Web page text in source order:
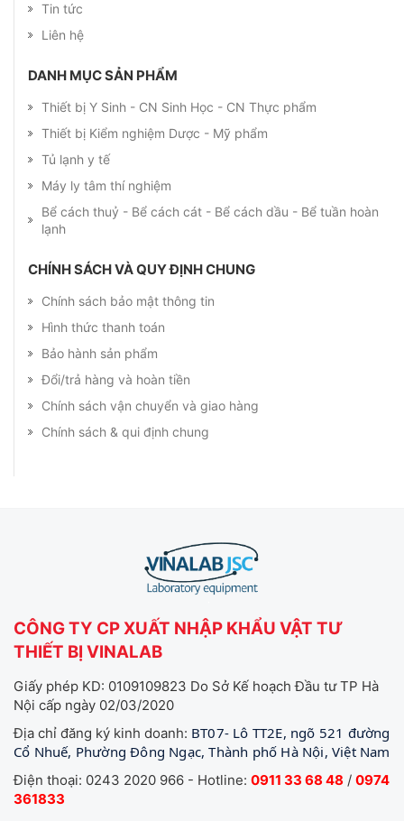
Tin tức
Liên hệ
DANH MỤC SẢN PHẨM
Thiết bị Y Sinh - CN Sinh Học - CN Thực phẩm
Thiết bị Kiểm nghiệm Dược - Mỹ phẩm
Tủ lạnh y tế
Máy ly tâm thí nghiệm
Bể cách thuỷ - Bể cách cát - Bể cách dầu - Bể tuần hoàn
lạnh
CHÍNH SÁCH VÀ QUY ĐỊNH CHUNG
Chính sách bảo mật thông tin
Hình thức thanh toán
Bảo hành sản phẩm
Đổi/trả hàng và hoàn tiền
Chính sách vận chuyển và giao hàng
Chính sách & qui định chung
CÔNG TY CP XUẤT NHẬP KHẨU VẬT TƯ
THIẾT BỊ VINALAB
Giấy phép KD: 0109109823 Do Sở Kế hoạch Đầu tư TP Hà
Nội cấp ngày 02/03/2020
Địa chỉ đăng ký kinh doanh: BT07- Lô TT2E, ngõ 521 đường
Cổ Nhuế, Phường Đông Ngạc, Thành phố Hà Nội, Việt Nam
Điện thoại: 0243 2020 966 - Hotline: 0911 33 68 48 / 0974
361833